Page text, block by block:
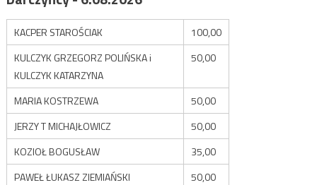
KACPER STAROŚCIAK
100,00
KULCZYK GRZEGORZ POLIŃSKA i
KULCZYK KATARZYNA
50,00
MARIA KOSTRZEWA
50,00
JERZY T MICHAJŁOWICZ
50,00
KOZIOŁ BOGUSŁAW
35,00
PAWEŁ ŁUKASZ ZIEMIAŃSKI
50,00